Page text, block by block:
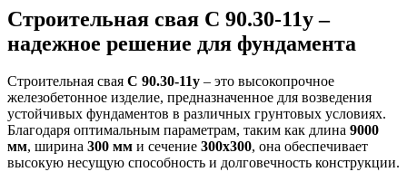
Строительная свая С 90.30-11у –
надежное решение для фундамента
Строительная свая С 90.30-11у – это высокопрочное
железобетонное изделие, предназначенное для возведения
устойчивых фундаментов в различных грунтовых условиях.
Благодаря оптимальным параметрам, таким как длина 9000
мм, ширина 300 мм и сечение 300х300, она обеспечивает
высокую несущую способность и долговечность конструкции.